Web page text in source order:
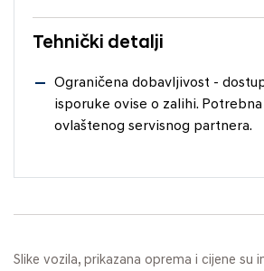
Tehnički detalji
Ograničena dobavljivost -
isporuke ovise o zalihi.
ovlaštenog servisnog partnera.
Slike vozila, prikazana oprema i cijene su